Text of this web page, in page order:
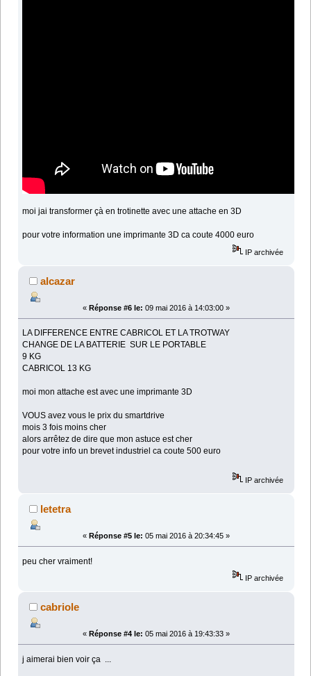
moi jai transformer çà en trotinette avec une attache en 3D
pour votre information une imprimante 3D ca coute 4000 euro
IP archivée
alcazar
« Réponse #6 le: 09 mai 2016 à 14:03:00 »
LA DIFFERENCE ENTRE CABRICOL ET LA TROTWAY
CHANGE DE LA BATTERIE SUR LE PORTABLE
9 KG
CABRICOL 13 KG
moi mon attache est avec une imprimante 3D
VOUS avez vous le prix du smartdrive
mois 3 fois moins cher
alors arrêtez de dire que mon astuce est cher
pour votre info un brevet industriel ca coute 500 euro
IP archivée
letetra
« Réponse #5 le: 05 mai 2016 à 20:34:45 »
peu cher vraiment!
IP archivée
cabriole
« Réponse #4 le: 05 mai 2016 à 19:43:33 »
j aimerai bien voir ça ...